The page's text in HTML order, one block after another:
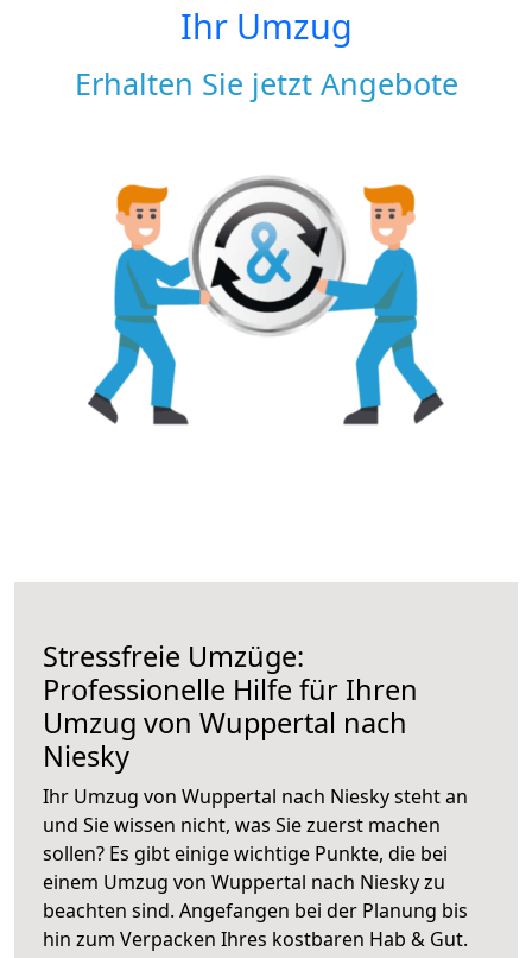
Ihr Umzug
Erhalten Sie jetzt Angebote
Stressfreie Umzüge:
Professionelle Hilfe für Ihren
Umzug von Wuppertal nach
Niesky
Ihr Umzug von Wuppertal nach Niesky steht an
und Sie wissen nicht, was Sie zuerst machen
sollen? Es gibt einige wichtige Punkte, die bei
einem Umzug von Wuppertal nach Niesky zu
beachten sind. Angefangen bei der Planung bis
hin zum Verpacken Ihres kostbaren Hab & Gut.